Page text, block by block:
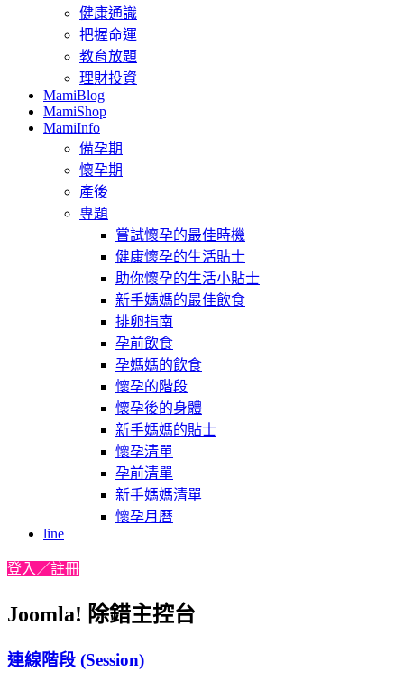
健康通識
把握命運
教育放題
理財投資
MamiBlog
MamiShop
MamiInfo
備孕期
懷孕期
產後
專題
嘗試懷孕的最佳時機
健康懷孕的生活貼士
助你懷孕的生活小貼士
新手媽媽的最佳飲食
排卵指南
孕前飲食
孕媽媽的飲食
懷孕的階段
懷孕後的身體
新手媽媽的貼士
懷孕清單
孕前清單
新手媽媽清單
懷孕月曆
line
登入／註冊
Joomla! 除錯主控台
連線階段 (Session)